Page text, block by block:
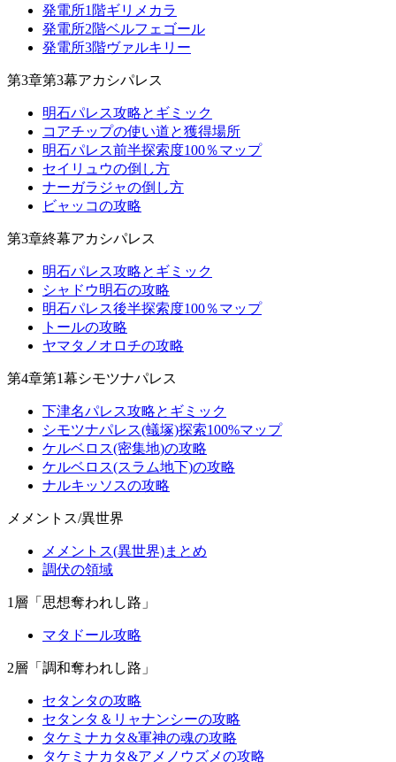
発電所1階ギリメカラ
発電所2階ベルフェゴール
発電所3階ヴァルキリー
第3章第3幕アカシパレス
明石パレス攻略とギミック
コアチップの使い道と獲得場所
明石パレス前半探索度100％マップ
セイリュウの倒し方
ナーガラジャの倒し方
ビャッコの攻略
第3章終幕アカシパレス
明石パレス攻略とギミック
シャドウ明石の攻略
明石パレス後半探索度100％マップ
トールの攻略
ヤマタノオロチの攻略
第4章第1幕シモツナパレス
下津名パレス攻略とギミック
シモツナパレス(蟻塚)探索100%マップ
ケルベロス(密集地)の攻略
ケルベロス(スラム地下)の攻略
ナルキッソスの攻略
メメントス/異世界
メメントス(異世界)まとめ
調伏の領域
1層「思想奪われし路」
マタドール攻略
2層「調和奪われし路」
セタンタの攻略
セタンタ＆リャナンシーの攻略
タケミナカタ&軍神の魂の攻略
タケミナカタ&アメノウズメの攻略